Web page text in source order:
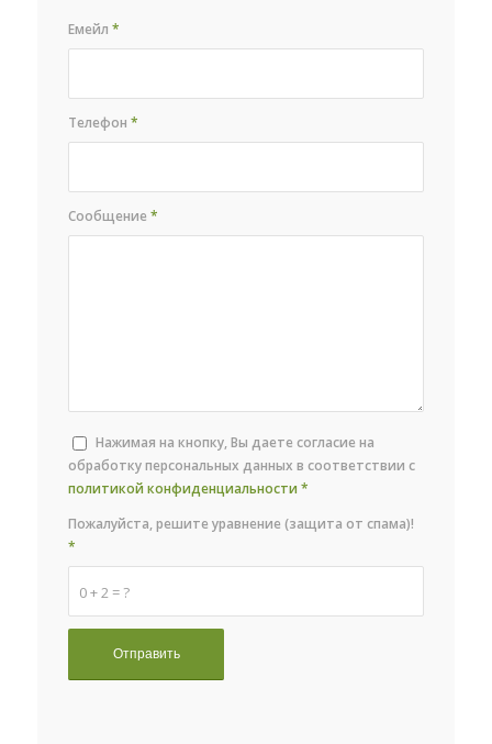
Емейл*
Телефон*
Сообщение*
Нажимая на кнопку, Вы даете согласие на
обработку персональных данных в соответствии с
политикой конфиденциальности *
0 + 2 = ?
Пожалуйста, решите уравнение (защита от спама)!
*